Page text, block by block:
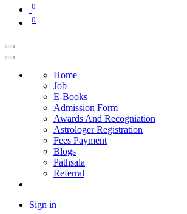
0
0
Home
Job
E-Books
Admission Form
Awards And Recogniation
Astrologer Registration
Fees Payment
Blogs
Pathsala
Referral
Sign in